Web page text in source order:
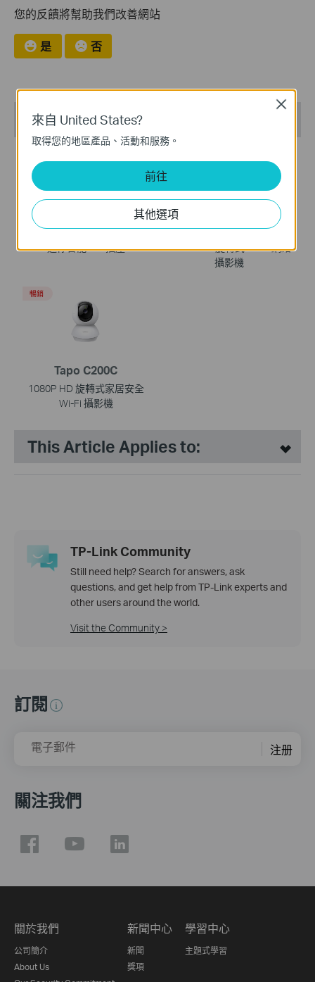
您的反饋將幫助我們改善網站
是 否
Recommend Products
Tapo P100
迷你智能WiFi插座
Tapo C260
4K 8MP AI 旋轉式 Wi-Fi 網絡
攝影機
Tapo C200C
1080P HD 旋轉式家居安全
Wi-Fi 攝影機
暢銷
This Article Applies to:
TP-Link Community
Still need help? Search for answers, ask
questions, and get help from TP-Link experts and
other users around the world.
Visit the Community >
訂閱
電子郵件 注册
關注我們
關於我們
公司簡介
About Us
新聞中心
新聞
獎項
學習中心
主題式學習
來自 United States?
取得您的地區產品、活動和服務。
前往
其他選項
Close